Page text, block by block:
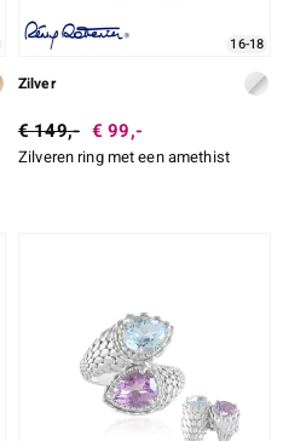
16-18
Zilver
€ 149,- € 99,-
Zilveren ring met een amethist